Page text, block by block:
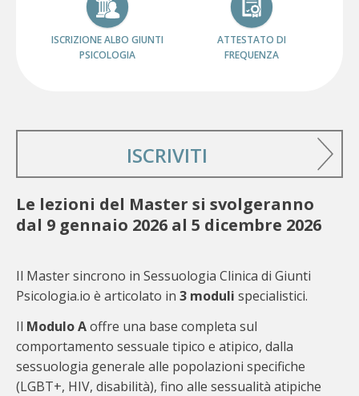
ISCRIZIONE ALBO GIUNTI
PSICOLOGIA
ATTESTATO DI
FREQUENZA
ISCRIVITI
Le lezioni del Master si svolgeranno
dal 9 gennaio 2026 al 5 dicembre 2026
Il Master sincrono in Sessuologia Clinica di Giunti
Psicologia.io è articolato in 3 moduli specialistici.
Il Modulo Aoffre una base completa sul
comportamento sessuale tipico e atipico, dalla
sessuologia generale alle popolazioni specifiche
(LGBT+, HIV, disabilità), fino alle sessualità atipiche